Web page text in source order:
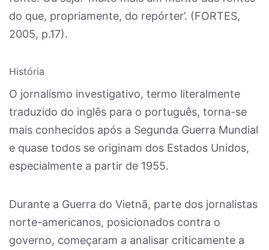
do que, propriamente, do repórter’. (FORTES,
2005, p.17).
História
O jornalismo investigativo, termo literalmente
traduzido do inglês para o português, torna-se
mais conhecidos após a Segunda Guerra Mundial
e quase todos se originam dos Estados Unidos,
especialmente a partir de 1955.
Durante a Guerra do Vietnã, parte dos jornalistas
norte-americanos, posicionados contra o
governo, começaram a analisar criticamente a